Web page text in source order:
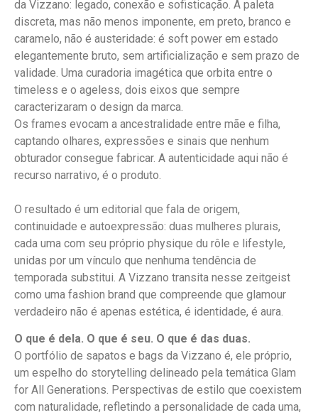
da Vizzano: legado, conexão e sofisticação. A paleta
discreta, mas não menos imponente, em preto, branco e
caramelo, não é austeridade: é soft power em estado
elegantemente bruto, sem artificialização e sem prazo de
validade. Uma curadoria imagética que orbita entre o
timeless e o ageless, dois eixos que sempre
caracterizaram o design da marca.
Os frames evocam a ancestralidade entre mãe e filha,
captando olhares, expressões e sinais que nenhum
obturador consegue fabricar. A autenticidade aqui não é
recurso narrativo, é o produto.
O resultado é um editorial que fala de origem,
continuidade e autoexpressão: duas mulheres plurais,
cada uma com seu próprio physique du rôle e lifestyle,
unidas por um vínculo que nenhuma tendência de
temporada substitui. A Vizzano transita nesse zeitgeist
como uma fashion brand que compreende que glamour
verdadeiro não é apenas estética, é identidade, é aura.
O que é dela. O que é seu. O que é das duas.
O portfólio de sapatos e bags da Vizzano é, ele próprio,
um espelho do storytelling delineado pela temática Glam
for All Generations. Perspectivas de estilo que coexistem
com naturalidade, refletindo a personalidade de cada uma,